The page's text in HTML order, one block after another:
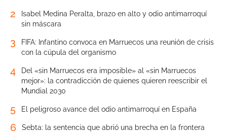
2
Isabel Medina Peralta, brazo en alto y odio antimarroquí
sin máscara
3
FIFA: Infantino convoca en Marruecos una reunión de crisis
con la cúpula del organismo
4
Del «sin Marruecos era imposible» al «sin Marruecos
mejor»: la contradicción de quienes quieren reescribir el
Mundial 2030
5 El peligroso avance del odio antimarroquí en España
6 Sebta: la sentencia que abrió una brecha en la frontera